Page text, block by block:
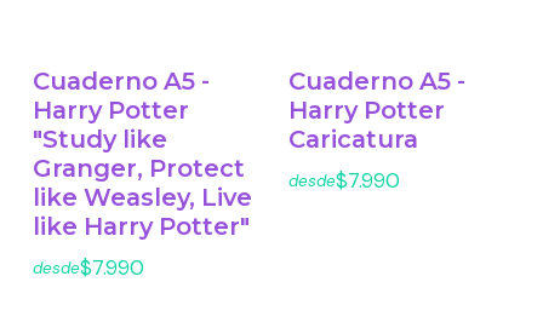
Cuaderno A5 -
Harry Potter
"Study like
Granger, Protect
like Weasley, Live
like Harry Potter"
desde$7.990
Cuaderno A5 -
Harry Potter
Caricatura
desde$7.990